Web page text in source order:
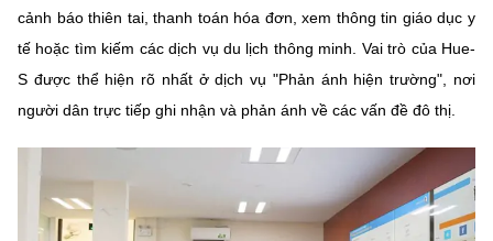
Năng lượng nguyên tử
Tin tổng hợp
Bưu chính, Viễn thông
Sở hữu trí tuệ
Tiêu chuẩn, đo lường, chất lượng
Năng lượng nguyên tử
Infographic
Voice
Nhiệm vụ trọng tâm
cảnh báo thiên tai, thanh toán hóa đơn, xem thông tin giáo dục y
tế hoặc tìm kiếm các dịch vụ du lịch thông minh. Vai trò của Hue-
S được thể hiện rõ nhất ở dịch vụ "Phản ánh hiện trường", nơi
người dân trực tiếp ghi nhận và phản ánh về các vấn đề đô thị.